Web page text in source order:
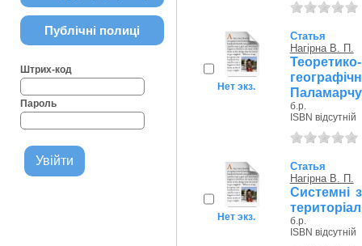
Публічні полиці
Штрих-код
Пароль
Нет экз.
Статья
Нагірна В. П.
б.р.
ISBN відсутній
Нет экз.
Статья
Нагірна В. П.
Системні
б.р.
ISBN відсутній